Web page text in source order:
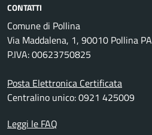
CONTATTI
Comune di Pollina
Via Maddalena, 1, 90010 Pollina PA
P.IVA: 00623750825
Posta Elettronica Certificata
Centralino unico: 0921 425009
Leggi le FAQ